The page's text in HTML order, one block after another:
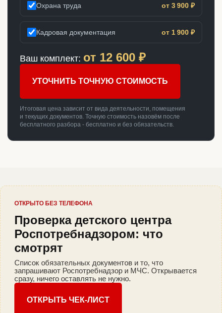
Охрана труда от 3 900 ₽
Кадровая документация от 1 900 ₽
Ваш комплект: от 12 600 ₽
УТОЧНИТЬ ТОЧНУЮ СТОИМОСТЬ
Итоговая цена зависит от вида деятельности, помещения
и текущих документов. Точную стоимость назовём после
бесплатного разбора - бесплатно и без обязательств.
ОТКРЫТО БЕЗ ТЕЛЕФОНА
Проверка детского центра
Роспотребнадзором: что
смотрят
Список обязательных документов и то, что
запрашивают Роспотребнадзор и МЧС. Открывается
сразу, ничего оставлять не нужно.
ОТКРЫТЬ ЧЕК-ЛИСТ